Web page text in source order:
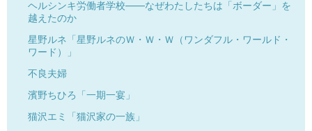
ヘルシンキ労働者学校——なぜわたしたちは「ボーダー」を
越えたのか
星野ルネ「星野ルネのＷ・Ｗ・Ｗ（ワンダフル・ワールド・
ワード）」
不良夫婦
濱野ちひろ「一期一宴」
猫沢エミ「猫沢家の一族」